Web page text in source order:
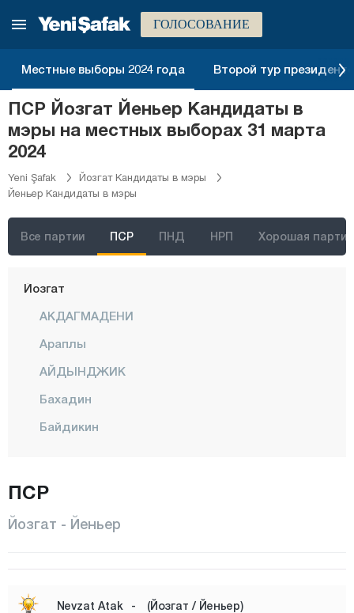
ГОЛОСОВАНИЕ
Местные выборы 2024 года Второй тур
ПСР Йозгат Йеньер Кандидаты в
мэры на местных выборах 31 марта
2024
Yeni Şafak
Йозгат Кандидаты в мэры
Йеньер Кандидаты в мэры
Все партии ПСР ПНД НРП Хорошая партия
Шырнак
Текирдаг
Токат
Трабзон
Тунджели
Ушак
Ялова
Йозгат
АКДАГМАДЕНИ
Араплы
АЙДЫНДЖИК
Бахадин
Байдикин
ЧАЙЫРАЛАН
ПСР
Йозгат - Йеньер
Nevzat Atak - (Йозгат / Йеньер)